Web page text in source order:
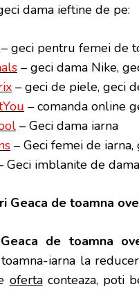
dama ieftine de pe:
– geci pentru femei de
– geci dama Nike,
– geci de piele, geci
– comanda online
– Geci dama iarna
– Geci femei de
Geci imblanite de dama
Geaca de toamna
Geaca de toamna
iarna la
ofertaconteaza, poti